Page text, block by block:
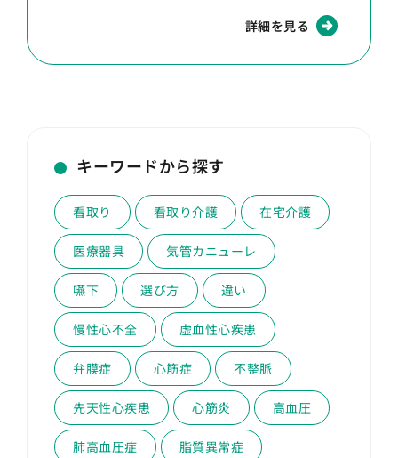
詳細を見る
キーワードから探す
看取り 看取り介護 在宅介護
医療器具 気管カニューレ
嚥下 選び方 違い
慢性心不全 虚血性心疾患
弁膜症 心筋症 不整脈
先天性心疾患 心筋炎 高血圧
肺高血圧症 脂質異常症